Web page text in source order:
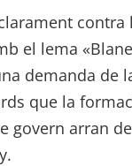
el lema
demanda de
que la
govern arran